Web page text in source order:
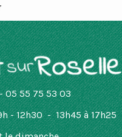
05 55 75 53 03
- 12h30 - 13h45 à 17h25